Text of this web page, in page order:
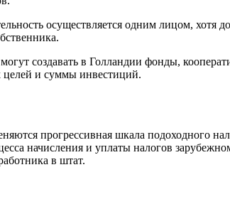
осуществляется одним лицом, хотя
создавать в Голландии фонды,
целей и суммы инвестиций.
прогрессивная шкала подоходного
начисления и уплаты налогов
в штат.